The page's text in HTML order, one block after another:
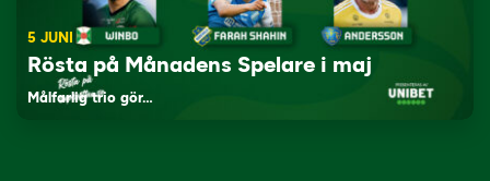
5 JUNI
Rösta på Månadens Spelare i maj
Målfarlig trio gör…